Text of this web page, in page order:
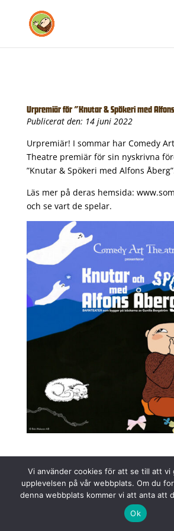
Urpremiär för ”Knutar & Spökeri med
Publicerat den: 14 juni 2022
Urpremiär! I sommar har Comedy Art
Theatre premiär för sin nyskrivna
”Knutar & Spökeri med Alfons
Läs mer på deras hemsida:
och se vart de spelar.
Arkiv
maj 2026
Nyheter
På gång
Vi använder cookies för att se till att vi
upplevelsen på vår webbplats. Om du
denna webbplats kommer vi att anta att
Ok